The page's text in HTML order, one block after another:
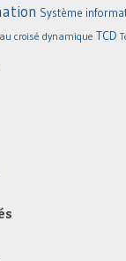
Système
croisé dynamique TCD